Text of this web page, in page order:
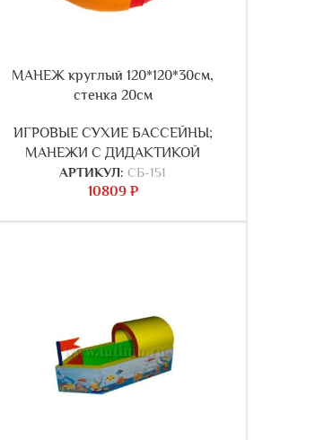
МАНЕЖ круглый 120*120*30см,
стенка 20см
ИГРОВЫЕ СУХИЕ БАССЕЙНЫ;
МАНЕЖИ С ДИДАКТИКОЙ
АРТИКУЛ:СБ-151
10809 ₽